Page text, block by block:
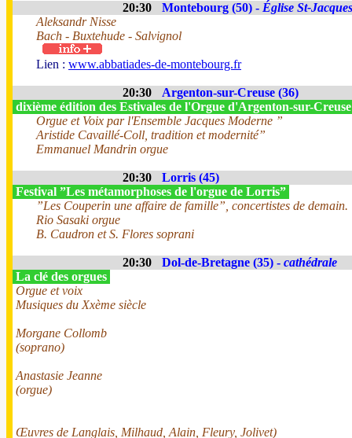
20:30 Montebourg (50) - Église St-Jacques
Aleksandr Nisse
Bach - Buxtehude - Salvignol
Lien : www.abbatiades-de-montebourg.fr
20:30
Argenton-sur-Creuse (36)
dixième édition des Estivales de l'Orgue d'Argenton-sur-
Orgue et Voix par l'Ensemble Jacques Moderne ”
Aristide Cavaillé-Coll, tradition et modernité”
Emmanuel Mandrin orgue
20:30
Lorris (45)
Festival ”Les métamorphoses de l'orgue de Lorris”
”Les Couperin une affaire de famille”, concertistes de demain.
Rio Sasaki orgue
B. Caudron et S. Flores soprani
20:30 Dol-de-Bretagne (35) - cathédrale
La clé des orgues
Orgue et voix
Musiques du Xxème siècle
Morgane Collomb
(soprano)
Anastasie Jeanne
(orgue)
Œuvres de Langlais, Milhaud, Alain, Fleury, Jolivet)